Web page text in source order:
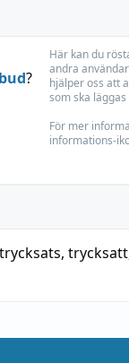
?
Här kan du
andra
hjälper oss att
som ska
För mer
informations-
trycksats, trycksatt